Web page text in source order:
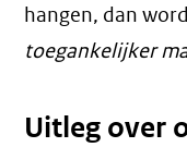
hangen, dan
toegankelijker
Uitleg over